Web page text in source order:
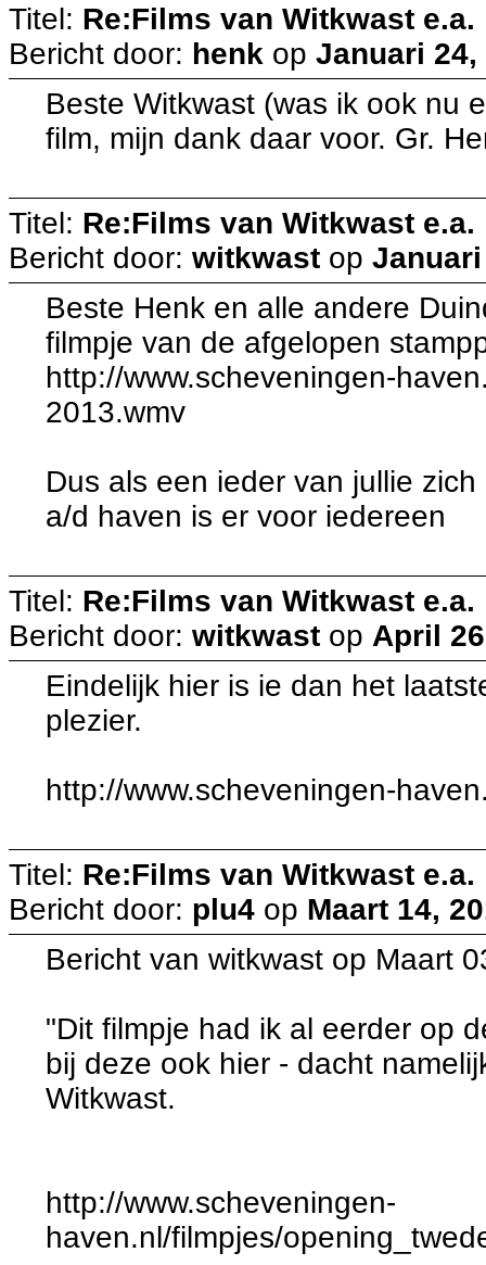
Titel: Re:Films van Witkwast e.a.
Bericht door: henk op Januari 24,
Beste Witkwast (was ik ook nu
film, mijn dank daar voor. Gr.
Titel: Re:Films van Witkwast e.a.
Bericht door: witkwast op Januari
Beste Henk en alle andere
filmpje van de afgelopen
http://www.scheveningen-
2013.wmv
Dus als een ieder van jullie
a/d haven is er voor iedereen
Titel: Re:Films van Witkwast e.a.
Bericht door: witkwast op April
Eindelijk hier is ie dan het
plezier.
http://www.scheveningen-
Titel: Re:Films van Witkwast e.a.
Bericht door: plu4 op Maart 14,
Bericht van witkwast op Maart
"Dit filmpje had ik al eerder op
bij deze ook hier - dacht
Witkwast.
http://www.scheveningen-
haven.nl/filmpjes/